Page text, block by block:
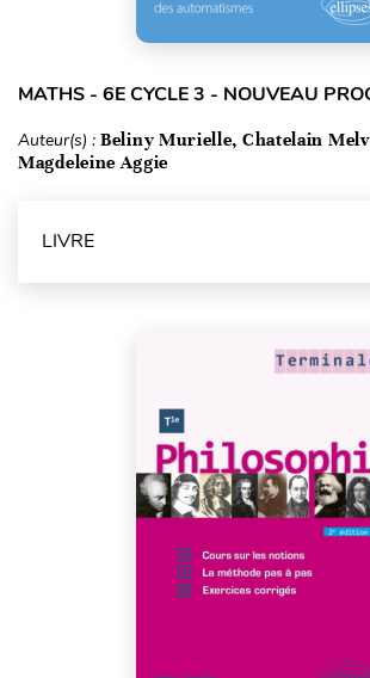
MATHS - 6E CYCLE 3 - NOUVEAU
Auteur(s) : Beliny Murielle, Chatelain
Magdeleine Aggie
LIVRE